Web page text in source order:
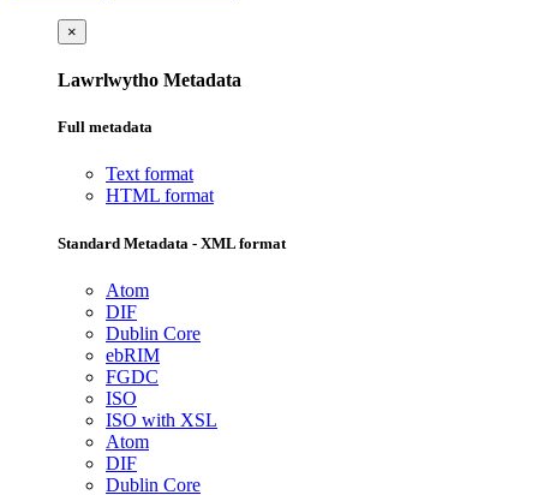
×
Lawrlwytho Metadata
Full metadata
Text format
HTML format
Standard Metadata - XML format
Atom
DIF
Dublin Core
ebRIM
FGDC
ISO
ISO with XSL
Atom
DIF
Dublin Core